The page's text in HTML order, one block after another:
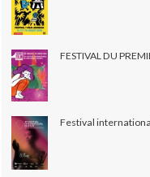
FESTIVAL DU
Festival